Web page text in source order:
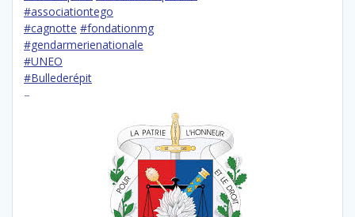
#associationtego
#cagnotte #fondationmg
#gendarmerienationale
#UNEO
#Bullederépit
–